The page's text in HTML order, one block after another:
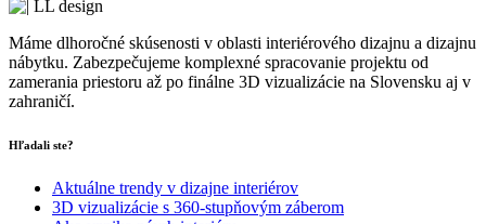
Máme dlhoročné skúsenosti v oblasti interiérového dizajnu a dizajnu
nábytku. Zabezpečujeme komplexné spracovanie projektu od
zamerania priestoru až po finálne 3D vizualizácie na Slovensku aj v
zahraničí.
Hľadali ste?
Aktuálne trendy v dizajne interiérov
3D vizualizácie s 360-stupňovým záberom